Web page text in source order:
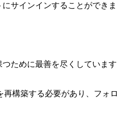
サインインすることができま
ために最善を尽くしています
構築する必要があり、フォロ